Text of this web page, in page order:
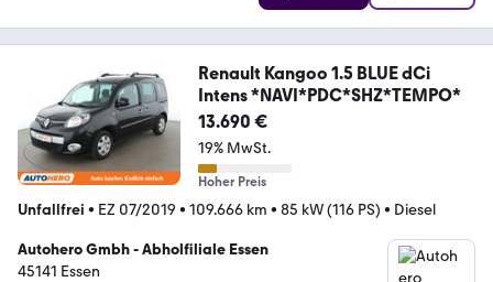
Renault Kangoo 1.5 BLUE dCi
Intens *NAVI*PDC*SHZ*TEMPO*
13.690 €
19% MwSt.
Hoher Preis
Unfallfrei • EZ 07/2019 • 109.666 km • 85 kW (116 PS) • Diesel
Autohero Gmbh - Abholfiliale Essen
45141 Essen